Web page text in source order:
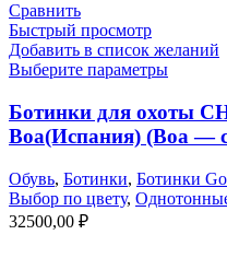
Сравнить
Быстрый просмотр
Добавить в список желаний
Выберите параметры
Ботинки для охоты
Boa(Испания) (Boa —
Обувь, Ботинки, Ботинки
Выбор по цвету,
32500,00 ₽